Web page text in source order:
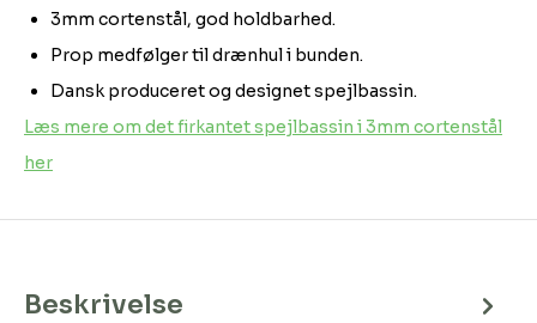
3mm cortenstål, god holdbarhed.
Prop medfølger til drænhul i bunden.
Dansk produceret og designet spejlbassin.
Læs mere om det firkantet spejlbassin i 3mm cortenstål
her
Beskrivelse